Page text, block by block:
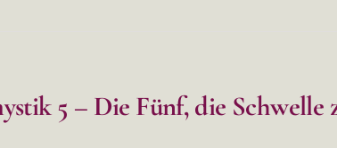
5 – Die Fünf, die Schwelle